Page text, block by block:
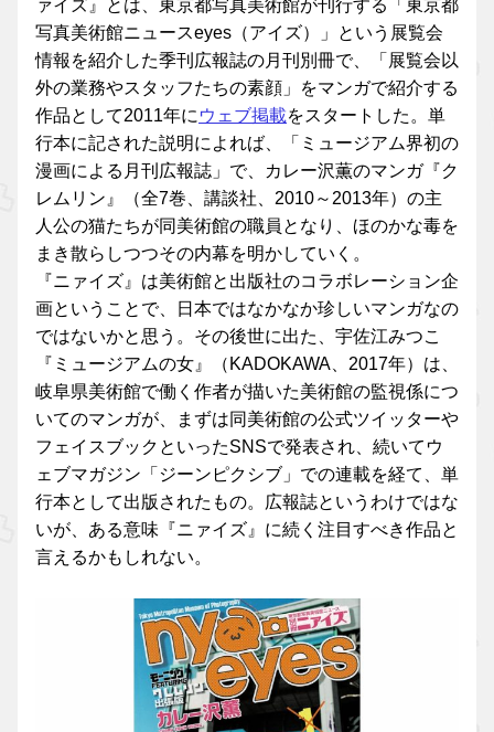
ァイズ』とは、東京都写真美術館が刊行する「東京都
写真美術館ニュースeyes（アイズ）」という展覧会
情報を紹介した季刊広報誌の月刊別冊で、「展覧会以
外の業務やスタッフたちの素顔」をマンガで紹介する
作品として2011年に ウェブ掲載をスタートした。単
行本に記された説明によれば、「ミュージアム界初の
漫画による月刊広報誌」で、カレー沢薫のマンガ『ク
レムリン』（全7巻、講談社、2010～2013年）の主
人公の猫たちが同美術館の職員となり、ほのかな毒を
まき散らしつつその内幕を明かしていく。
『ニァイズ』は美術館と出版社のコラボレーション企
画ということで、日本ではなかなか珍しいマンガなの
ではないかと思う。その後世に出た、宇佐江みつこ
『ミュージアムの女』（KADOKAWA、2017年）は、
岐阜県美術館で働く作者が描いた美術館の監視係につ
いてのマンガが、まずは同美術館の公式ツイッターや
フェイスブックといったSNSで発表され、続いてウ
ェブマガジン「ジーンピクシブ」での連載を経て、単
行本として出版されたもの。広報誌というわけではな
いが、ある意味『ニァイズ』に続く注目すべき作品と
言えるかもしれない。